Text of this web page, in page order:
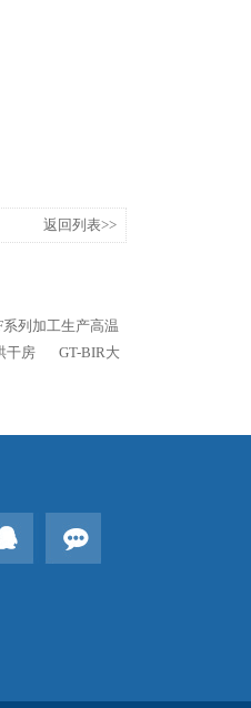
返回列表>>
系列加工生产高温
干房
GT-BIR大